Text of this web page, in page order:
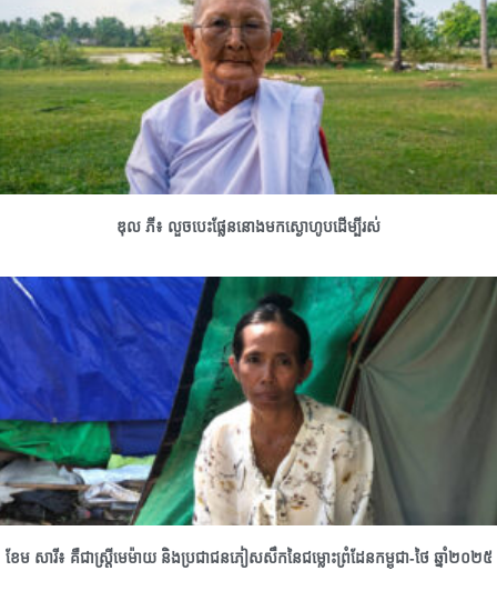
ឌុល ភី៖ លួចបេះផ្លែននោងមកស្ងោហូបដើម្បីរស់
ខែម សារី៖ គឺជាស្រ្តីមេម៉ាយ និងប្រជាជនភៀសសឹកនៃជម្លោះព្រំដែនកម្ពុជា-ថៃ ឆ្នាំ២០២៥